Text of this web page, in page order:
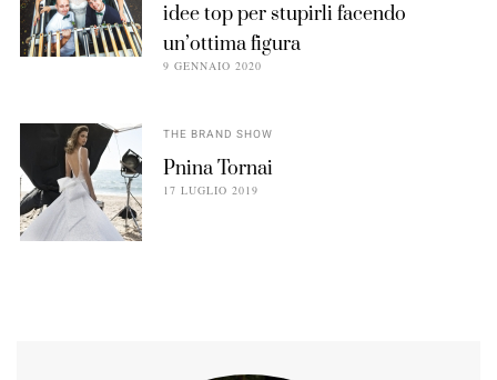
idee top per stupirli facendo
un’ottima figura
9 GENNAIO 2020
THE BRAND SHOW
Pnina Tornai
17 LUGLIO 2019